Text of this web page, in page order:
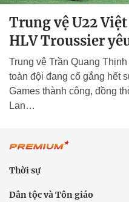
Trung vệ U22
HLV Troussier
Trung vệ Trần Quang
toàn đội đang cố gắng hết
Games thành công, đồng
Lan…
Thời sự
Dân tộc và Tôn giáo